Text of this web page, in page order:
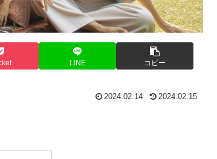
LINE コピー
2024.02.14 2024.02.15